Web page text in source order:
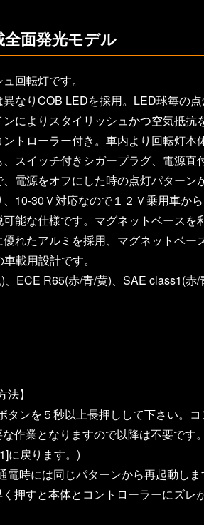
面発光モデル
回転灯です。
なりCOB LEDを採用。LED球毎の
によりスタイリッシュかつ空気抵抗
トローラー付き。車内より回転灯本
スイッチ付きシガープラグ、電源直
電源をオフにした時の点灯パターン
10-30Ｖ対応なので１２Ｖ乗用車か
能な仕様です。マグネットベースを
れたアルミを採用、マグネットベー
載用設計です。
ECE R65(赤/青/黄)、SAE class1(
】
タンを５秒以上長押しして下さい。
作業となりますので以降は不要です
に戻ります。)
時には同じパターンから再起動しま
押すと本体とコントローラーにズレ